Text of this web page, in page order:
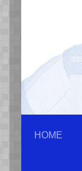
HOME